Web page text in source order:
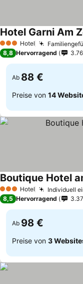
3 SterneHotel
Hotel Garni Am
8,8 Hervorragend
Ab 88 €
Preise von 14
3 SterneHotel Individuell
Boutique Hotel
8,5 Hervorragend
Ab 98 €
Preise von 3